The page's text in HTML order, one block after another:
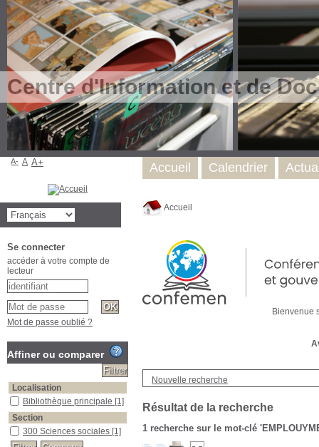
Centre d'Information et de
Accueil
Nouvelle recherche
Résultat de la recherche
1 recherche sur le mot-clé
Accueil Calendrier
A- A A+
Se connecter
accéder à votre compte de
lecteur
Mot de passe oublié ?
Affiner ou comparer
Localisation
Bibliothèque principale [1]
Section
300 Sciences sociales [1]